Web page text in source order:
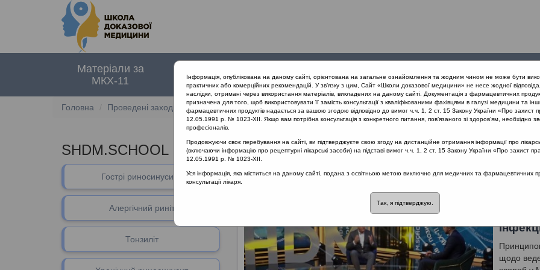
Матеріали за
МКХ-11
документи
заходи
проекту
Головна Проведені заходи SHDM.SCHOOL | Гострі запальні захворювання верхніх дихальних шляхів з позиції МКХ
SHDM.SCHOOL | Гострі запальні захворювання верхніх дихальних
Гострі риносинусити
Алергічний риніт
Тонзиліт
щодо
Інформація, опублікована на даному сайті, орієнтована на загальне ознайомлення та жодним чином не може бути
практичних або комерційних рекомендацій. У зв’язку з цим, Сайт «Школи доказової медицини» не несе жодної
наслідки, отримані через використання матеріалів, викладених на даному сайті. Документація з фармацевтичних
призначена для того, щоб використовувати її замість консультації з кваліфікованими фахівцями в галузі медицини та
фармацевтичних продуктів надається за вашою згодою відповідно до вимог ч.ч. 1, 2 ст. 15 Закону України «Про захист
12.05.1991 р. № 1023-XII. Якщо вам потрібна консультація з конкретного питання, пов’язаного зі здоров’ям, необхідно
професіоналів.
Продовжуючи своє перебування на сайті, ви підтверджуєте свою згоду на дистанційне отримання інформації про
(включаючи інформацію про рецептурні лікарські засоби) на підставі вимог ч.ч. 1, 2 ст. 15 Закону України «Про захист
12.05.1991 р. № 1023-XII.
Уся інформація, яка міститься на даному сайті, подана з освітньою метою виключно для медичних та фармацевтичних
консультації лікаря.
Так, я підтверджую.